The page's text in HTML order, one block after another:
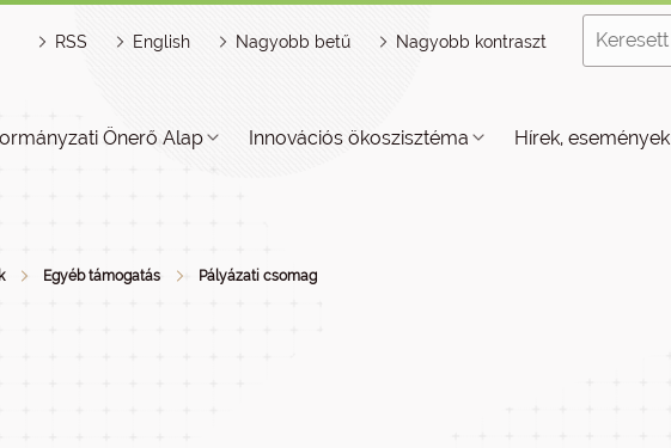
RSS English Nagyobb betű Nagyobb kontraszt
Önerő Alap Innovációs ökoszisztéma Hírek, események
Egyéb támogatás Pályázati csomag